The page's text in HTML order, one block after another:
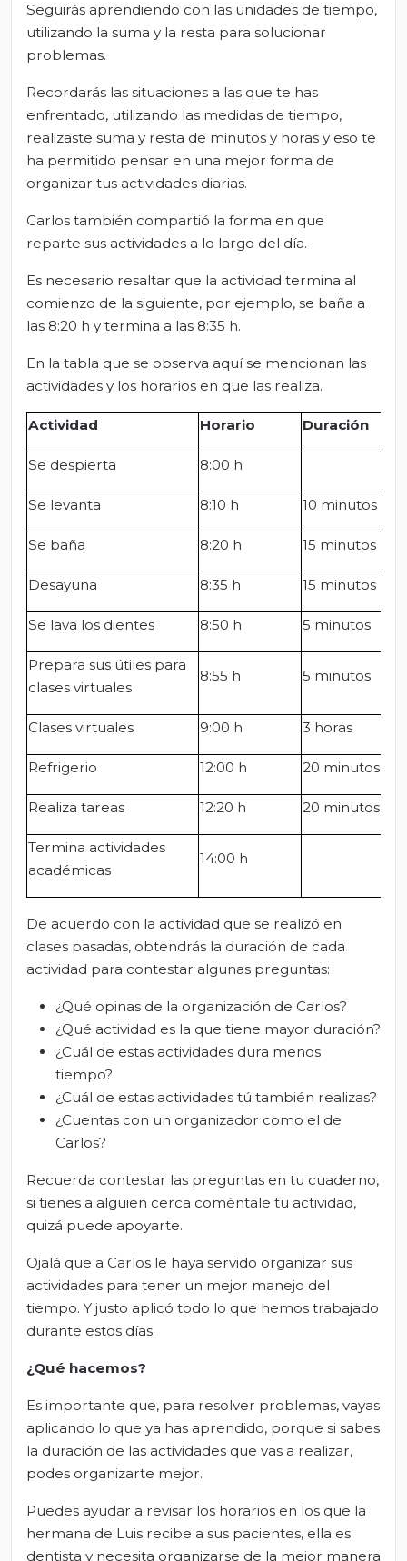
Seguirás aprendiendo con las unidades de tiempo,
utilizando la suma y la resta para solucionar
problemas.
Recordarás las situaciones a las que te has
enfrentado, utilizando las medidas de tiempo,
realizaste suma y resta de minutos y horas y eso te
ha permitido pensar en una mejor forma de
organizar tus actividades diarias.
Carlos también compartió la forma en que
reparte sus actividades a lo largo del día.
Es necesario resaltar que la actividad termina al
comienzo de la siguiente, por ejemplo, se baña a
las 8:20 h y termina a las 8:35 h.
En la tabla que se observa aquí se mencionan las
actividades y los horarios en que las realiza.
Actividad Horario Duración
Se despierta 8:00 h
Se levanta 8:10 h 10 minutos
Se baña 8:20 h 15 minutos
Desayuna 8:35 h 15 minutos
Se lava los dientes 8:50 h 5 minutos
Prepara sus útiles para
clases virtuales
8:55 h 5 minutos
Clases virtuales 9:00 h 3 horas
Refrigerio 12:00 h 20 minutos
Realiza tareas 12:20 h 20 minutos
Termina actividades
académicas
14:00 h
De acuerdo con la actividad que se realizó en
clases pasadas, obtendrás la duración de cada
actividad para contestar algunas preguntas:
¿Qué opinas de la organización de Carlos?
¿Qué actividad es la que tiene mayor duración?
¿Cuál de estas actividades dura menos
tiempo?
¿Cuál de estas actividades tú también realizas?
¿Cuentas con un organizador como el de
Carlos?
Recuerda contestar las preguntas en tu cuaderno,
si tienes a alguien cerca coméntale tu actividad,
quizá puede apoyarte.
Ojalá que a Carlos le haya servido organizar sus
actividades para tener un mejor manejo del
tiempo. Y justo aplicó todo lo que hemos trabajado
durante estos días.
¿Qué hacemos?
Es importante que, para resolver problemas, vayas
aplicando lo que ya has aprendido, porque si sabes
la duración de las actividades que vas a realizar,
podes organizarte mejor.
Puedes ayudar a revisar los horarios en los que la
hermana de Luis recibe a sus pacientes, ella es
dentista y necesita organizarse de la mejor manera